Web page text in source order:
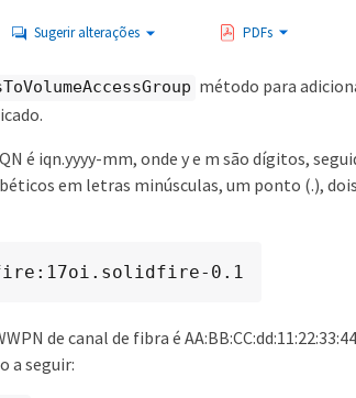
Sugerir alterações PDFs
método para
é iqn.yyyy-mm, onde y e m são dígitos,
em letras minúsculas, um ponto (.),
0.1
de canal de fibra é
a seguir: